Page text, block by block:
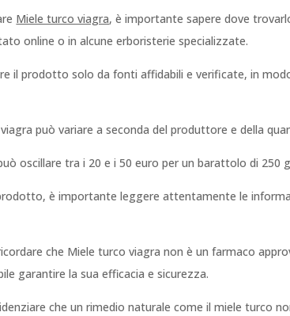
Miele turco viagra, è importante sapere dove
online o in alcune erboristerie specializzate.
il prodotto solo da fonti affidabili e verificate, in
può variare a seconda del produttore e della
oscillare tra i 20 e i 50 euro per un barattolo di 250
è importante leggere attentamente le
che Miele turco viagra non è un farmaco
garantire la sua efficacia e sicurezza.
che un rimedio naturale come il miele turco